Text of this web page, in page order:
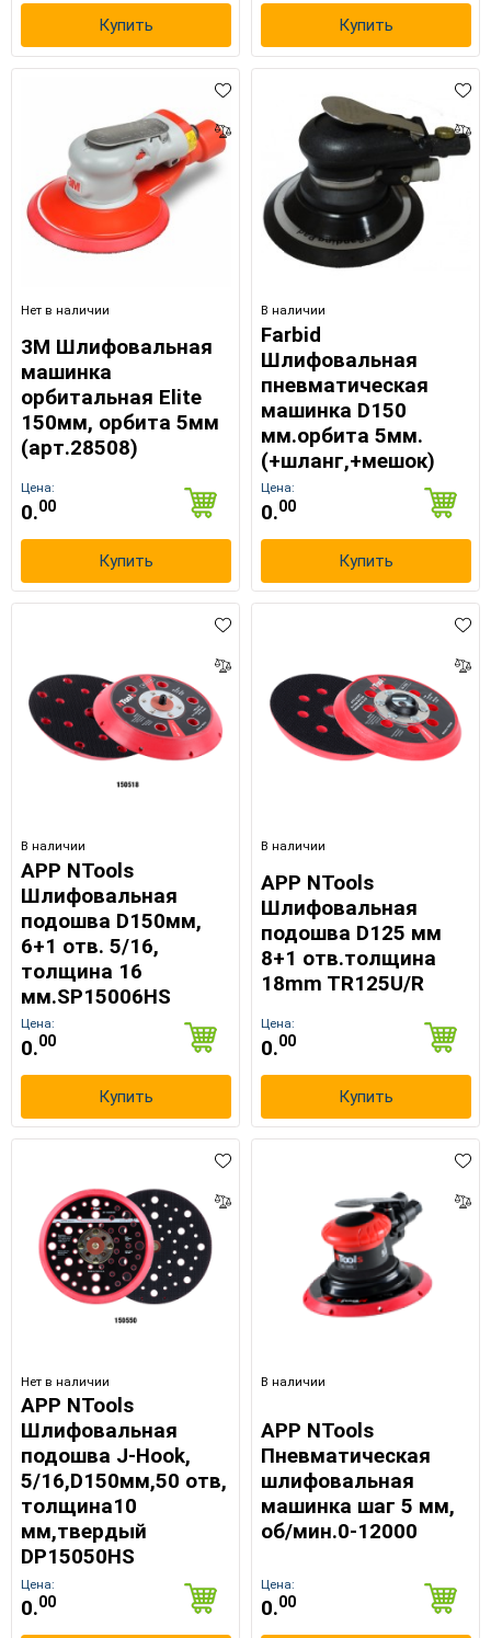
Выберите язык магазина ×
RU
Купить Купить
Нет в наличии
3М Шлифовальная
машинка
орбитальная Elite
150мм, орбита 5мм
(арт.28508)
Цена:
0.00
Купить
В наличии
Farbid
Шлифовальная
пневматическая
машинка D150
мм.орбита 5мм.
(+шланг,+мешок)
Цена:
0.00
Купить
В наличии
APP NTools
Шлифовальная
подошва D150мм,
6+1 отв. 5/16,
толщина 16
мм.SP15006HS
Цена:
0.00
Купить
В наличии
APP NTools
Шлифовальная
подошва D125 мм
8+1 отв.толщина
18mm TR125U/R
Цена:
0.00
Купить
Нет в наличии
APP NTools
Шлифовальная
подошва J-Hook,
5/16,D150мм,50 отв,
толщина10
мм,твердый
DP15050HS
Цена:
0.00
В наличии
APP NTools
Пневматическая
шлифовальная
машинка шаг 5 мм,
об/мин.0-12000
Цена:
0.00